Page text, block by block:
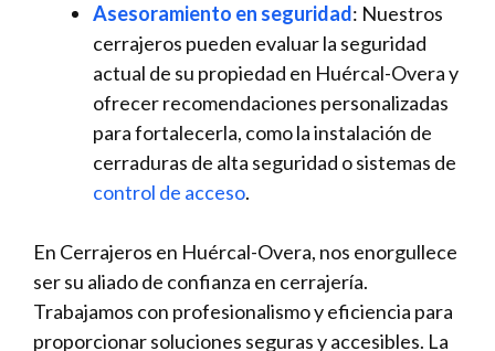
Asesoramiento en seguridad: Nuestros
cerrajeros pueden evaluar la seguridad
actual de su propiedad en Huércal-Overa y
ofrecer recomendaciones personalizadas
para fortalecerla, como la instalación de
cerraduras de alta seguridad o sistemas de
control de acceso.
En Cerrajeros en Huércal-Overa, nos enorgullece
ser su aliado de confianza en cerrajería.
Trabajamos con profesionalismo y eficiencia para
proporcionar soluciones seguras y accesibles. La